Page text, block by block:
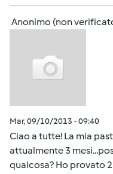
Anonimo (non
Mar, 09/10/2013 - 09:40
Ciao a tutte! La mia
attualmente 3
qualcosa? Ho provato